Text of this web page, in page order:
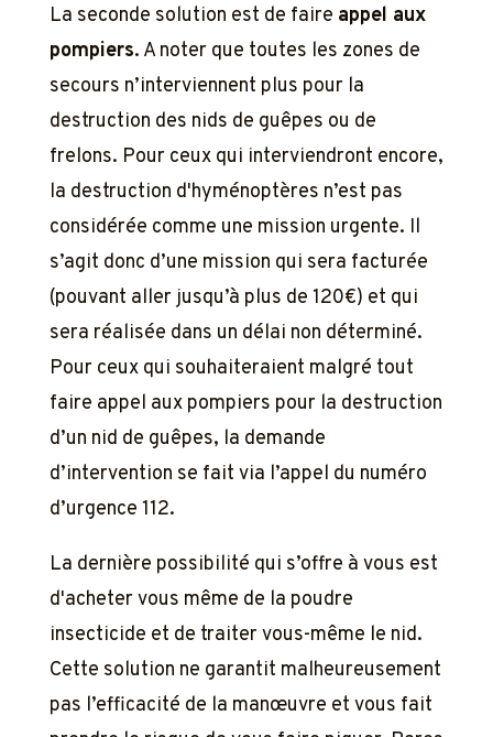
La seconde solution est de faire appel aux
pompiers. A noter que toutes les zones de
secours n’interviennent plus pour la
destruction des nids de guêpes ou de
frelons. Pour ceux qui interviendront encore,
la destruction d'hyménoptères n’est pas
considérée comme une mission urgente. Il
s’agit donc d’une mission qui sera facturée
(pouvant aller jusqu’à plus de 120€) et qui
sera réalisée dans un délai non déterminé.
Pour ceux qui souhaiteraient malgré tout
faire appel aux pompiers pour la destruction
d’un nid de guêpes, la demande
d’intervention se fait via l’appel du numéro
d’urgence 112.
La dernière possibilité qui s’offre à vous est
d'acheter vous même de la poudre
insecticide et de traiter vous-même le nid.
Cette solution ne garantit malheureusement
pas l’efficacité de la manœuvre et vous fait